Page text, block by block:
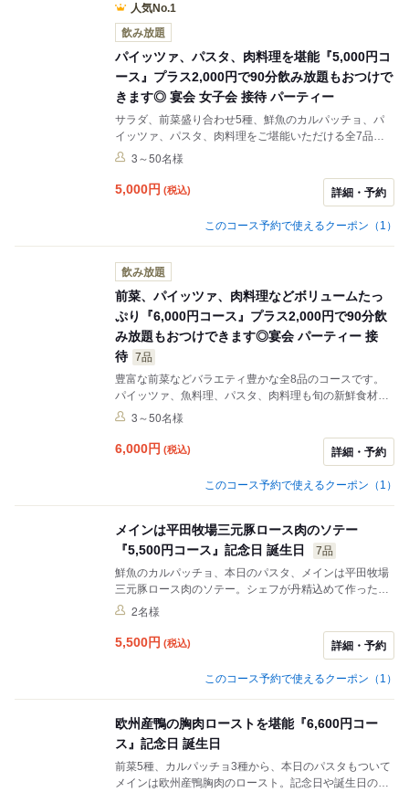
人気No.1
飲み放題
パイッツァ、パスタ、肉料理を堪能『5,000円コ
ース』プラス2,000円で90分飲み放題もおつけで
きます◎ 宴会 女子会 接待 パーティー
サラダ、前菜盛り合わせ5種、鮮魚のカルパッチョ、パ
イッツァ、パスタ、肉料理をご堪能いただける全7品の
コースです。本格イタリアンのコースをお気軽に、＋
ウイスキー、カクテル、ソフトドリンク)でお楽しみいた
だけます。誕生日パーティーや宴会、接待に最適です。
※飲み放題に＋500円でスパークリングワインを追加で
3～50名様
5,000円 (税込) 詳細・予約
このコース予約で使えるクーポン（1）
飲み放題
前菜、パイッツァ、肉料理などボリュームたっ
ぷり『6,000円コース』プラス2,000円で90分飲
み放題もおつけできます◎宴会 パーティー 接
待 7品
豊富な前菜などバラエティ豊かな全8品のコースです。
パイッツァ、魚料理、パスタ、肉料理も旬の新鮮食材を
使用。ボリュームたっぷりの内容で、きっとご満足いた
意。お好きなドリンクと旬の料理をお楽しみください。
＋￥2,000で飲み放題付(ビール、ワイン赤白各1種、焼
酎、ウイスキー、カクテル、ソフトドリンク)でお楽しみ
いただけます。誕生日パーティーや宴会、接待に最適で
しみいただけます。
3～50名様
6,000円 (税込) 詳細・予約
このコース予約で使えるクーポン（1）
メインは平田牧場三元豚ロース肉のソテー
『5,500円コース』記念日 誕生日
7品
鮮魚のカルパッチョ、本日のパスタ、メインは平田牧場
三元豚ロース肉のソテー。シェフが丹精込めて作った逸
品料理が揃う、ご利用いただきやすいコースです。当店
ます。 デザートを無料でメッセージ付きドルチェプレー
2名様
5,500円 (税込) 詳細・予約
このコース予約で使えるクーポン（1）
欧州産鴨の胸肉ローストを堪能『6,600円コー
ス』記念日 誕生日
前菜5種、カルパッチョ3種から、本日のパスタもついて
メインは欧州産鴨胸肉のロースト。記念日や誕生日のデ